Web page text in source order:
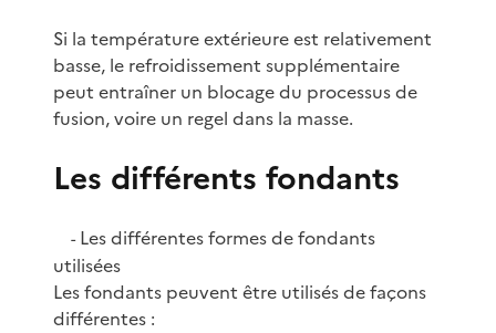
Si la température extérieure est relativement
basse, le refroidissement supplémentaire
peut entraîner un blocage du processus de
fusion, voire un regel dans la masse.
Les différents fondants
-Les différentes formes de fondants
utilisées
Les fondants peuvent être utilisés de façons
différentes :